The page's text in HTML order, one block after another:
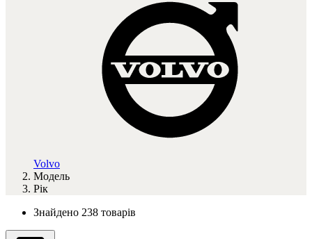
Volvo
Модель
Рік
Знайдено 238 товарів